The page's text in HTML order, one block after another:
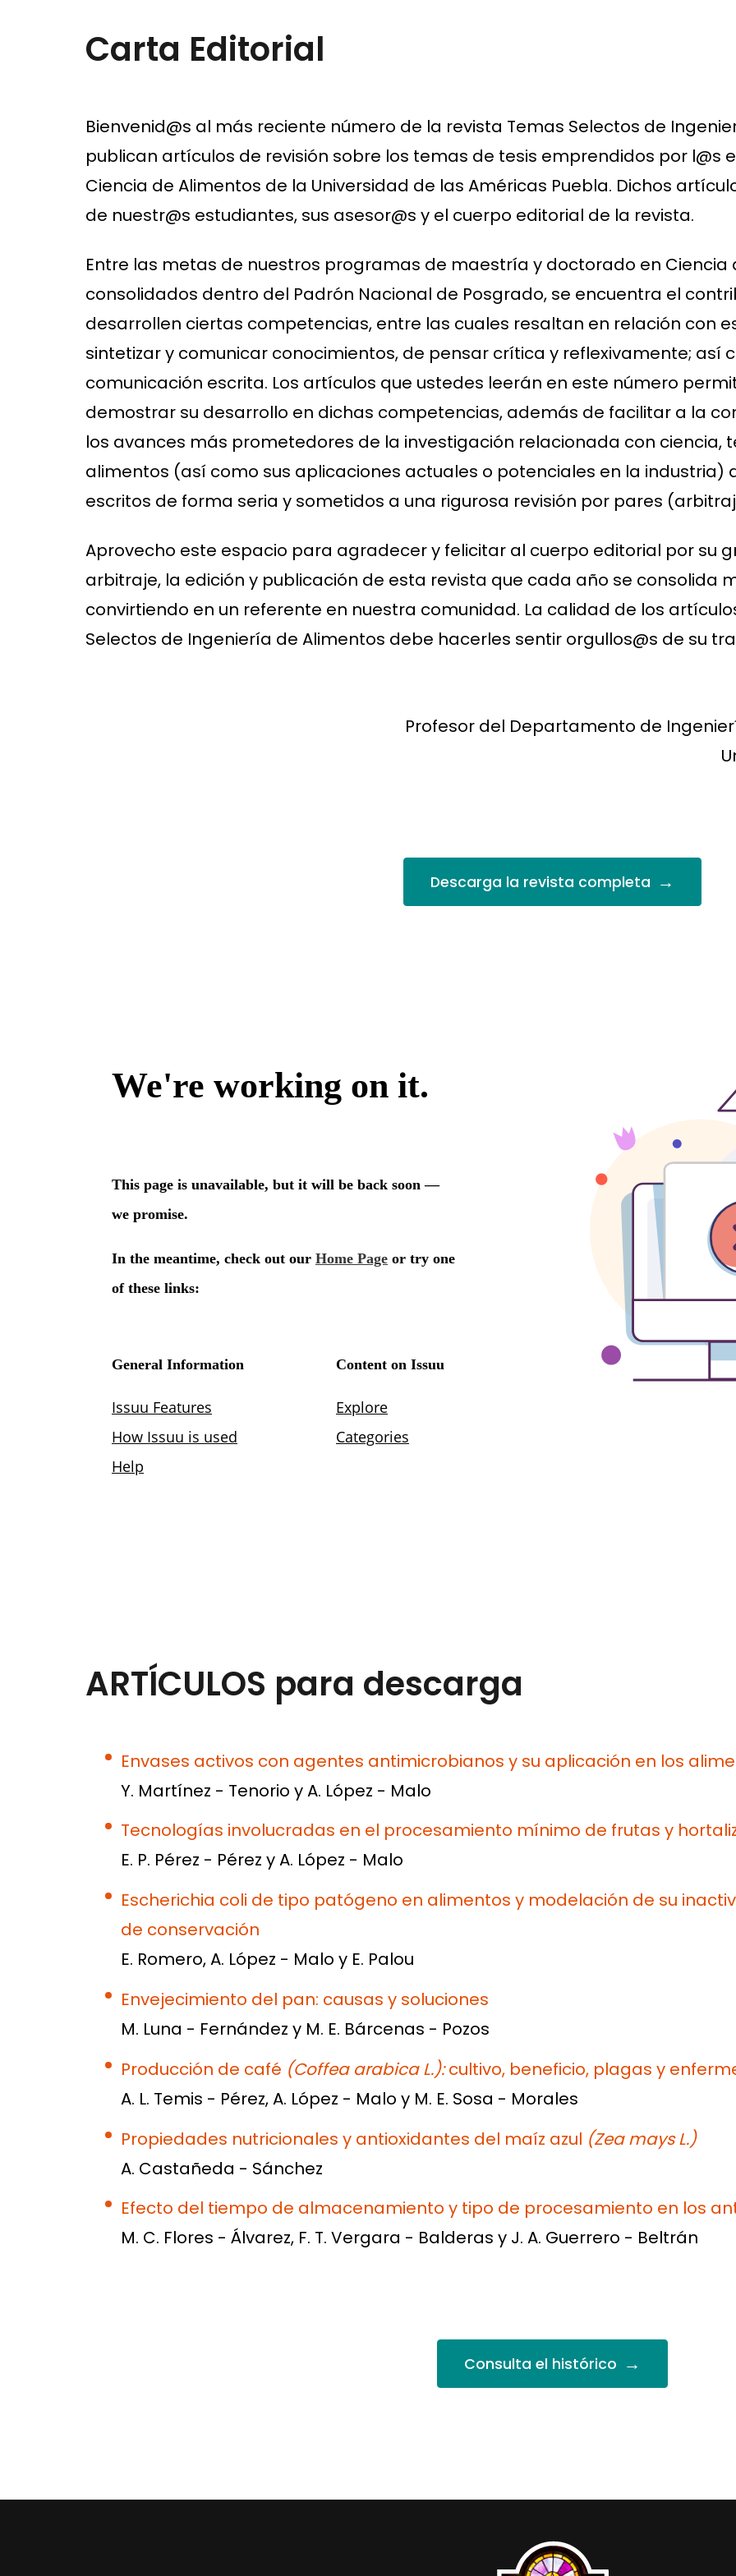
Carta Editorial
Bienvenid@s al más reciente número de la revista Temas Selectos de
publican artículos de revisión sobre los temas de tesis emprendidos por l@s
Ciencia de Alimentos de la Universidad de las Américas Puebla. Dichos
de nuestr@s estudiantes, sus asesor@s y el cuerpo editorial de la revista.
Entre las metas de nuestros programas de maestría y doctorado en Ciencia
consolidados dentro del Padrón Nacional de Posgrado, se encuentra el
desarrollen ciertas competencias, entre las cuales resaltan en relación con
sintetizar y comunicar conocimientos, de pensar crítica y reflexivamente; así
comunicación escrita. Los artículos que ustedes leerán en este número
demostrar su desarrollo en dichas competencias, además de facilitar a la
los avances más prometedores de la investigación relacionada con ciencia,
alimentos (así como sus aplicaciones actuales o potenciales en la industria)
escritos de forma seria y sometidos a una rigurosa revisión por pares
Aprovecho este espacio para agradecer y felicitar al cuerpo editorial por su
arbitraje, la edición y publicación de esta revista que cada año se consolida
convirtiendo en un referente en nuestra comunidad. La calidad de los
Selectos de Ingeniería de Alimentos debe hacerles sentir orgullos@s de su
Profesor del Departamento de
Descarga la revista completa →
ARTÍCULOS para descarga
Envases activos con agentes antimicrobianos y su aplicación en los
Y. Martínez - Tenorio y A. López - Malo
Tecnologías involucradas en el procesamiento mínimo de frutas y
E. P. Pérez - Pérez y A. López - Malo
Escherichia coli de tipo patógeno en alimentos y modelación de su
de conservación
E. Romero, A. López - Malo y E. Palou
Envejecimiento del pan: causas y soluciones
M. Luna - Fernández y M. E. Bárcenas - Pozos
Producción de café (Coffea arabica L.):cultivo, beneficio, plagas y
A. L. Temis - Pérez, A. López - Malo y M. E. Sosa - Morales
Propiedades nutricionales y antioxidantes del maíz azul (Zea mays L.)
A. Castañeda - Sánchez
Efecto del tiempo de almacenamiento y tipo de procesamiento en los
M. C. Flores - Álvarez, F. T. Vergara - Balderas y J. A. Guerrero - Beltrán
Consulta el histórico →